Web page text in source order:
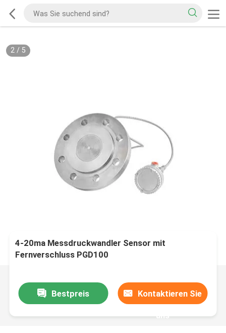
2/ 5
4-20ma Messdruckwandler Sensor mit
Fernverschluss PGD100
Bestpreis Kontaktieren Sie
uns